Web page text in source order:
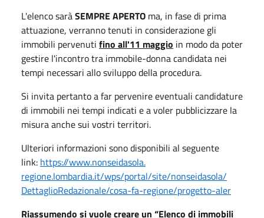
L'elenco saràSEMPRE APERTO ma, in fase di prima
attuazione, verranno tenuti in considerazione gli
immobili pervenuti fino all'11 maggio in modo da poter
gestire l'incontro tra immobile-donna candidata nei
tempi necessari allo sviluppo della procedura.
Si invita pertanto a far pervenire eventuali candidature
di immobili nei tempi indicati e a voler pubblicizzare la
misura anche sui vostri territori.
Ulteriori informazioni sono disponibili al seguente
link: https://www.nonseidasola.
regione.lombardia.it/wps/portal/site/nonseidasola/
DettaglioRedazionale/cosa-fa-regione/progetto-aler
Riassumendo si vuolecreare un “Elenco di immobili